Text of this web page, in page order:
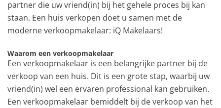
partner die uw vriend(in) bij het gehele proces bij kan
staan. Een huis verkopen doet u samen met de
moderne verkoopmakelaar: iQ Makelaars!
Waarom een verkoopmakelaar
Een verkoopmakelaar is een belangrijke partner bij de
verkoop van een huis. Dit is een grote stap, waarbij uw
vriend(in) wel een ervaren professional kan gebruiken.
Een verkoopmakelaar bemiddelt bij de verkoop van het